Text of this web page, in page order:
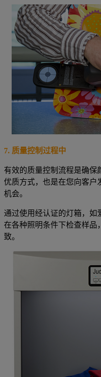
7. 质量控制过程中
有效的质量控制流程是确保
优质方式，也是在您向客户
机会。
通过使用经认证的灯箱，如
在各种照明条件下检查样品
致。